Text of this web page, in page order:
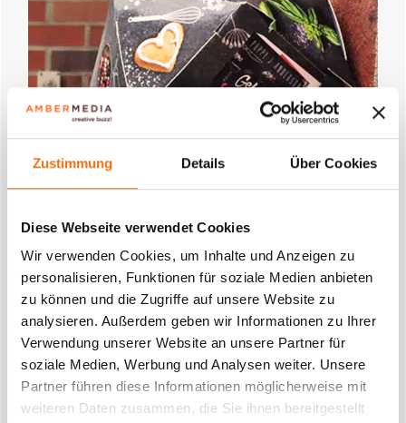
Zustimmung Details Über Cookies
Diese Webseite verwendet Cookies
Wir verwenden Cookies, um Inhalte und Anzeigen zu
personalisieren, Funktionen für soziale Medien anbieten
zu können und die Zugriffe auf unsere Website zu
analysieren. Außerdem geben wir Informationen zu Ihrer
Verwendung unserer Website an unsere Partner für
soziale Medien, Werbung und Analysen weiter. Unsere
Partner führen diese Informationen möglicherweise mit
weiteren Daten zusammen, die Sie ihnen bereitgestellt
Guerilla Marketing
amber BOMB
Innovative Boxen auch mit Inhalt
Ab 1.000 Stk.
Stadtbild